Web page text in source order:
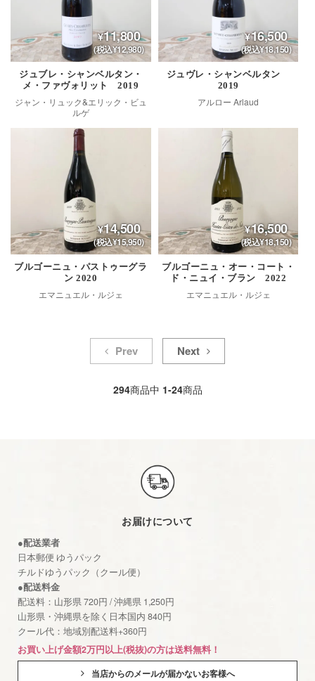
11,800
(税込¥12,980)
ジュブレ・シャンベルタン・
メ・ファヴォリット 2019
ジャン・リュック&エリック・ビュ
ルゲ
16,500
(税込¥18,150)
ジュヴレ・シャンベルタン
2019
アルロー Arlaud
14,500
(税込¥15,950)
ブルゴーニュ・パストゥーグラ
ン 2020
エマニュエル・ルジェ
16,500
(税込¥18,150)
ブルゴーニュ・オー・コート・
ド・ニュイ・ブラン 2022
エマニュエル・ルジェ
Prev Next
294商品中 1-24商品
お届けについて
●配送業者
日本郵便 ゆうパック
チルドゆうパック（クール便）
●配送料金
配送料：山形県 720円 / 沖縄県 1,250円
山形県・沖縄県を除く日本国内 840円
クール代：地域別配送料+360円
お買い上げ金額2万円以上(税抜)の方は送料無料！
当店からのメールが届かないお客様へ